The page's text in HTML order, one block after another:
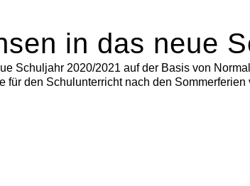
in das neue
Schuljahr 2020/2021 auf der Basis von
für den Schulunterricht nach den